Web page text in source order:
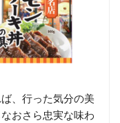
、行った気分の美
おさら忠実な味わ